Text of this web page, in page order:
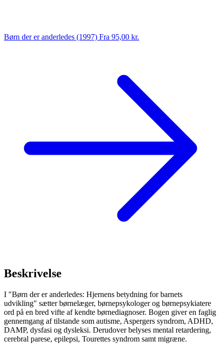
Børn der er anderledes (1997) Fra 95,00 kr.
Beskrivelse
I "Børn der er anderledes: Hjernens betydning for barnets
udvikling" sætter børnelæger, børnepsykologer og børnepsykiatere
ord på en bred vifte af kendte børnediagnoser. Bogen giver en faglig
gennemgang af tilstande som autisme, Aspergers syndrom, ADHD,
DAMP, dysfasi og dysleksi. Derudover belyses mental retardering,
cerebral parese, epilepsi, Tourettes syndrom samt migræne.